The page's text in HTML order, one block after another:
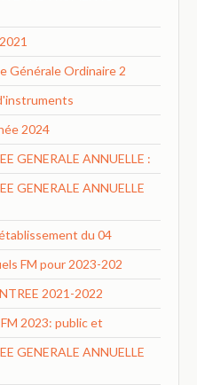
Générale Ordinaire 2
2024
GENERALE ANNUELLE :
GENERALE ANNUELLE
du 04
FM pour 2023-202
2021-2022
2023: public et
GENERALE ANNUELLE